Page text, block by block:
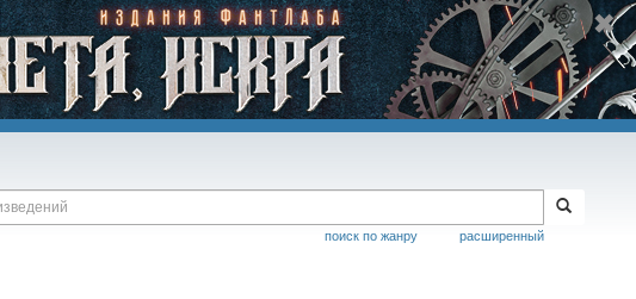
расширенный
поиск по жанру